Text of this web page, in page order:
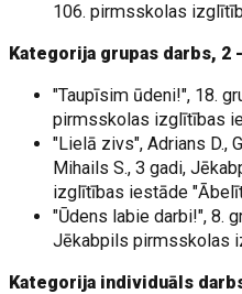
106. pirmsskolas
Kategorija grupas darbs, 2
"Taupīsim ūdeni!", 18.
pirmsskolas izglītības
"Lielā zivs", Adrians D.,
Mihails S., 3 gadi,
izglītības iestāde
"Ūdens labie darbi!", 8.
Jēkabpils pirmsskolas
Kategorija individuāls